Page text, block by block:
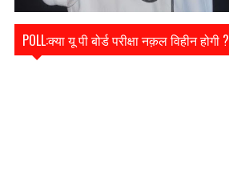
POLL:क्या यू पी बोर्ड परीक्षा नक़ल विहीन होगी ?